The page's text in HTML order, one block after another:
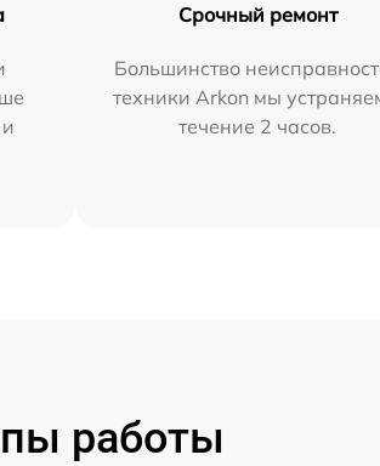
Срочный ремонт
Большинство
техники Arkon мы
течение 2 часов.
работы